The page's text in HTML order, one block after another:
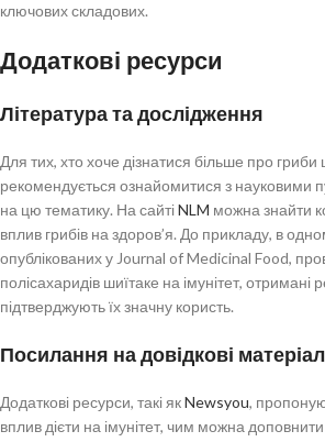
ключових складових.
Додаткові ресурси
Література та дослідження
Для тих, хто хоче дізнатися більше про гриби
рекомендується ознайомитися з науковими
на цю тематику. На сайтіNLM можна знайти
вплив грибів на здоров’я. До прикладу, в
опублікованих у Journal of Medicinal Food,
полісахаридів шиїтаке на імунітет, отримані
підтверджують їх значну користь.
Посилання на довідкові
Додаткові ресурси, такі якNewsyou,
вплив дієти на імунітет, чим можна